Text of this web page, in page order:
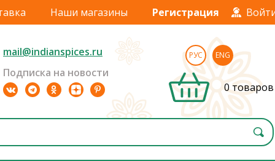
Наши магазины Регистрация
mail@indianspices.ru
Подписка на новости
РУС ENG
0 товаров